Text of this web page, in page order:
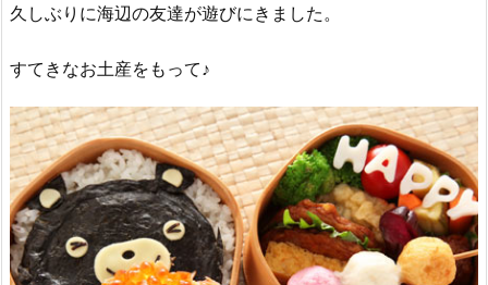
久しぶりに海辺の友達が遊びにきました。
すてきなお土産をもって♪